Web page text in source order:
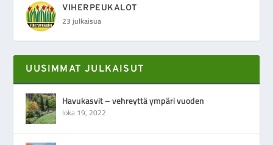
VIHERPEUKALOT
23 julkaisua
UUSIMMAT JULKAISUT
Havukasvit – vehreyttä ympäri vuoden
loka 19, 2022